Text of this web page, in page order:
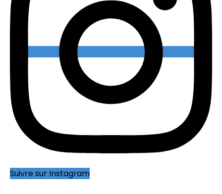
Suivre sur Instagram